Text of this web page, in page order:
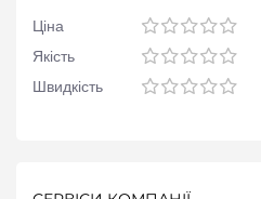
Ціна
Якість
Швидкість